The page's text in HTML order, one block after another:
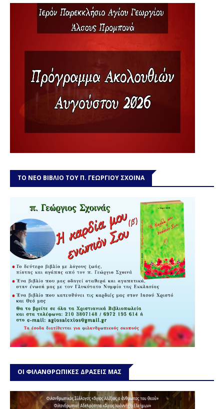
ΤΟ ΝΕΟ ΒΙΒΛΙΟ ΤΟΥ Π. ΓΕΩΡΓΙΟΥ ΣΧΟΙΝΑ
ΟΙ ΦΙΛΑΝΘΡΩΠΙΚΕΣ ΔΡΑΣΕΙΣ ΜΑΣ